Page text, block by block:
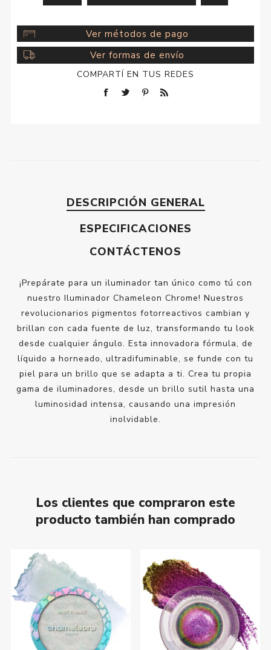
Ver métodos de pago
Ver formas de envío
COMPARTÍ EN TUS REDES
DESCRIPCIÓN GENERAL
ESPECIFICACIONES
CONTÁCTENOS
¡Prepárate para un iluminador tan único como tú con
nuestro Iluminador Chameleon Chrome! Nuestros
revolucionarios pigmentos fotorreactivos cambian y
brillan con cada fuente de luz, transformando tu look
desde cualquier ángulo. Esta innovadora fórmula, de
líquido a horneado, ultradifuminable, se funde con tu
piel para un brillo que se adapta a ti. Crea tu propia
gama de iluminadores, desde un brillo sutil hasta una
luminosidad intensa, causando una impresión
inolvidable.
Los clientes que compraron este
producto también han comprado